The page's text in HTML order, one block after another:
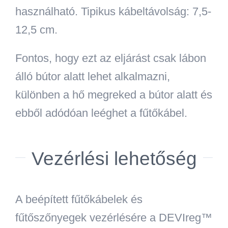
használható. Tipikus kábeltávolság: 7,5-
12,5 cm.
Fontos, hogy ezt az eljárást csak lábon
álló bútor alatt lehet alkalmazni,
különben a hő megreked a bútor alatt és
ebből adódóan leéghet a fűtőkábel.
Vezérlési lehetőség
A beépített fűtőkábelek és
fűtőszőnyegek vezérlésére a DEVIreg™